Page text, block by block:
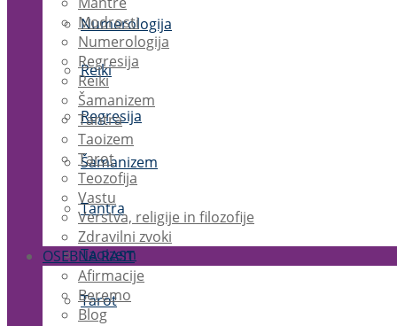
Numerologija
Reiki
Regresija
Šamanizem
Tantra
Taoizem
Tarot
Modrosti
Numerologija
Regresija
Reiki
Šamanizem
Tantra
Taoizem
Tarot
Teozofija
Vastu
Verstva, religije in filozofije
Zdravilni zvoki
OSEBNA RAST
Afirmacije
Beremo
Blog